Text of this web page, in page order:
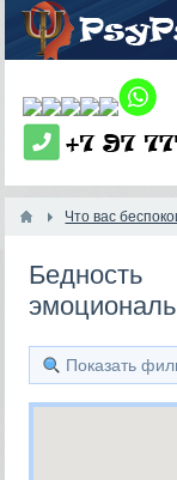
Что вас
Бедность
Показать